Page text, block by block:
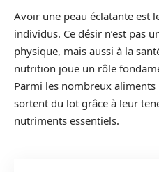
Avoir une peau éclatante est
individus. Ce désir n’est pas
physique, mais aussi à la
nutrition joue un rôle
Parmi les nombreux aliments
sortent du lot grâce à leur
nutriments essentiels.